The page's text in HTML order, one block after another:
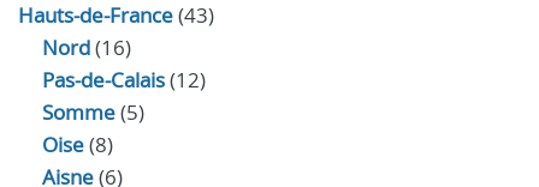
Hauts-de-France(43)
Nord(16)
Pas-de-Calais(12)
Somme(5)
Oise(8)
Aisne(6)